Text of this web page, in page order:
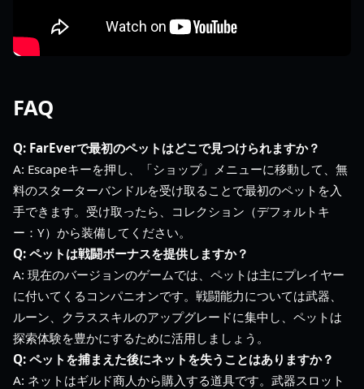
FAQ
Q: FarEverで最初のペットはどこで見つけられますか？
A: Escapeキーを押し、「ショップ」メニューに移動して、無
料のスターターバンドルを受け取ることで最初のペットを入
手できます。受け取ったら、コレクション（デフォルトキ
ー：Y）から装備してください。
Q: ペットは戦闘ボーナスを提供しますか？
A: 現在のバージョンのゲームでは、ペットは主にプレイヤー
に付いてくるコンパニオンです。戦闘能力については武器、
ルーン、クラススキルのアップグレードに集中し、ペットは
探索体験を豊かにするために活用しましょう。
Q: ペットを捕まえた後にネットを失うことはありますか？
A: ネットはギルド商人から購入する道具です。武器スロット